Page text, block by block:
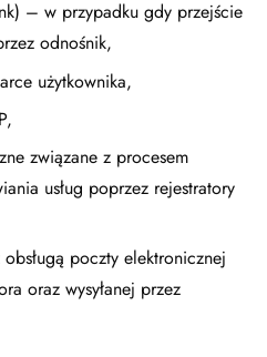
– w przypadku gdy przejście
odnośnik,
użytkownika,
związane z procesem
usług poprzez rejestratory
poczty elektronicznej
oraz wysyłanej przez